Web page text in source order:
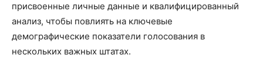
присвоенные личные данные и квалифицированный
анализ, чтобы повлиять на ключевые
демографические показатели голосования в
нескольких важных штатах.